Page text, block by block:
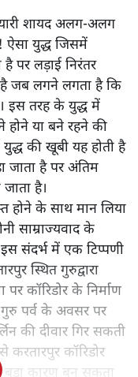
शायद अलग-अलग
ऐसा युद्ध जिसमें
पर लड़ाई निरंतर
है जब लगने लगता है कि
इस तरह के युद्ध में
होने या बने रहने की
की खूबी यह होती है
जाता है पर अंतिम
है।
होने के साथ मान लिया
साम्राज्यवाद के
संदर्भ में एक टिप्पणी
स्थित गुरुद्वारा
कॉरिडोर के निर्माण
पर्व के अवसर पर
की दीवार गिर सकती
कॉरिडोर